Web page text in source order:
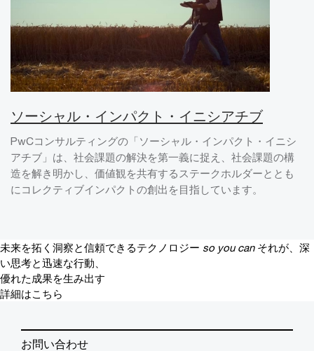
ソーシャル・インパクト・イニシアチブ
PwCコンサルティングの「ソーシャル・インパクト・イニシ
アチブ」は、社会課題の解決を第一義に捉え、社会課題の構
造を解き明かし、価値観を共有するステークホルダーととも
にコレクティブインパクトの創出を目指しています。
未来を拓く洞察と信頼できるテクノロジー so you can それが、深
い思考と迅速な行動、
優れた成果を生み出す
詳細はこちら
お問い合わせ